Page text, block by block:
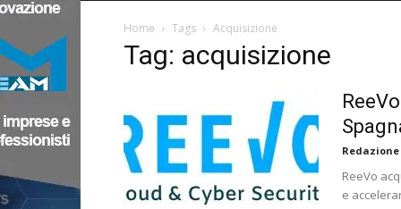
Home Tags Acquisizione
Tag: acquisizione
ReeVo
e